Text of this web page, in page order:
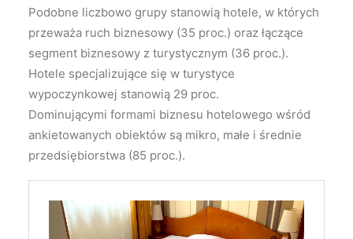
Podobne liczbowo grupy stanowią hotele, w których
przeważa ruch biznesowy (35 proc.) oraz łączące
segment biznesowy z turystycznym (36 proc.).
Hotele specjalizujące się w turystyce
wypoczynkowej stanowią 29 proc.
Dominującymi formami biznesu hotelowego wśród
ankietowanych obiektów są mikro, małe i średnie
przedsiębiorstwa (85 proc.).